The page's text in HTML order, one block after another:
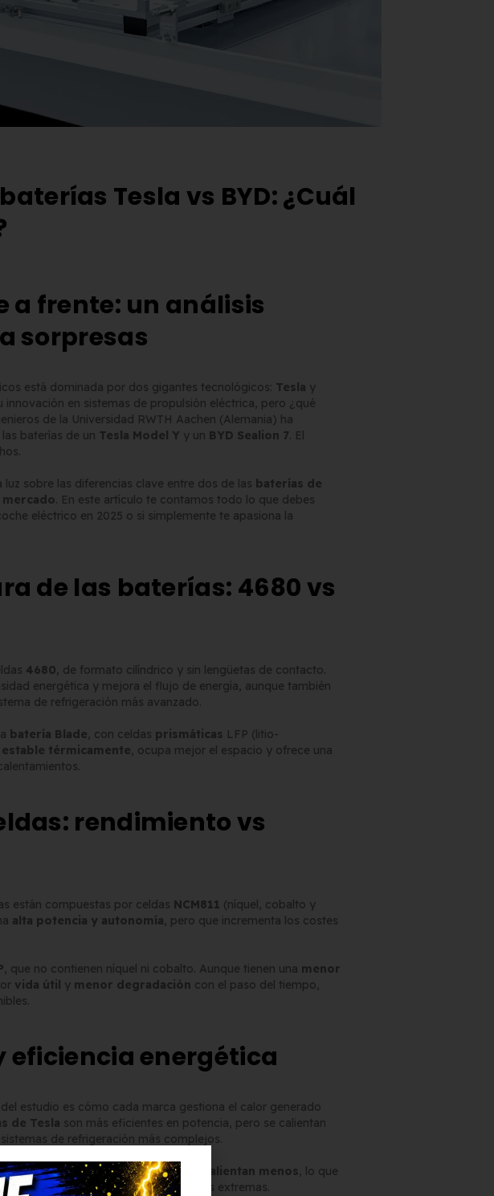
Tesla vs BYD: ¿Cuál
a frente: un análisis
sorpresas
está dominada por dos gigantes tecnológicos: Tesla y
en sistemas de propulsión eléctrica, pero ¿qué
de la Universidad RWTH Aachen (Alemania) ha
baterías de un Tesla Model Y y un BYD Sealion 7. El
sobre las diferencias clave entre dos de las baterías de
mercado. En este artículo te contamos todo lo que debes
eléctrico en 2025 o si simplemente te apasiona la
de las baterías: 4680 vs
4680, de formato cilíndrico y sin lengüetas de contacto.
energética y mejora el flujo de energía, aunque también
de refrigeración más avanzado.
batería Blade, con celdas prismáticas LFP (litio-
estable térmicamente, ocupa mejor el espacio y ofrece una
rendimiento vs
están compuestas por celdas NCM811 (níquel, cobalto y
alta potencia y autonomía, pero que incrementa los costes
, que no contienen níquel ni cobalto. Aunque tienen una menor
vida útil y menor degradación con el paso del tiempo,
eficiencia energética
estudio es cómo cada marca gestiona el calor generado
de Tesla son más eficientes en potencia, pero se calientan
de refrigeración más complejos.
por su eficiencia térmica: se calientan menos, lo que
mejora su rendimiento en condiciones extremas.
Acrílica para
y Patinete:
DGT 2026
Comprarla |